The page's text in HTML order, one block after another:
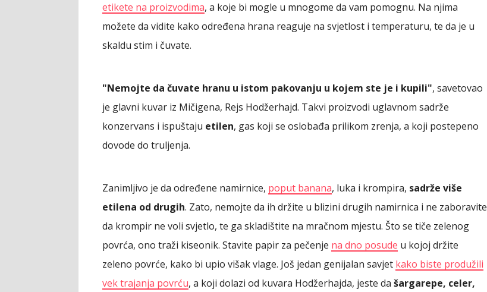
etikete na proizvodima, a koje bi mogle u mnogome da vam pomognu. Na njima
možete da vidite kako određena hrana reaguje na svjetlost i temperaturu, te da je u
skaldu stim i čuvate.
"Nemojte da čuvate hranu u istom pakovanju u kojem ste je i kupili", savetovao
je glavni kuvar iz Mičigena, Rejs Hodžerhajd. Takvi proizvodi uglavnom sadrže
konzervans i ispuštaju etilen, gas koji se oslobađa prilikom zrenja, a koji postepeno
dovode do truljenja.
Zanimljivo je da određene namirnice, poput banana, luka i krompira, sadrže više
etilena od drugih. Zato, nemojte da ih držite u blizini drugih namirnica i ne zaboravite
da krompir ne voli svjetlo, te ga skladištite na mračnom mjestu. Što se tiče zelenog
povrća, ono traži kiseonik. Stavite papir za pečenje na dno posude u kojoj držite
zeleno povrće, kako bi upio višak vlage. Još jedan genijalan savjet kako biste produžili
vek trajanja povrću, a koji dolazi od kuvara Hodžerhajda, jeste da šargarepe, celer,